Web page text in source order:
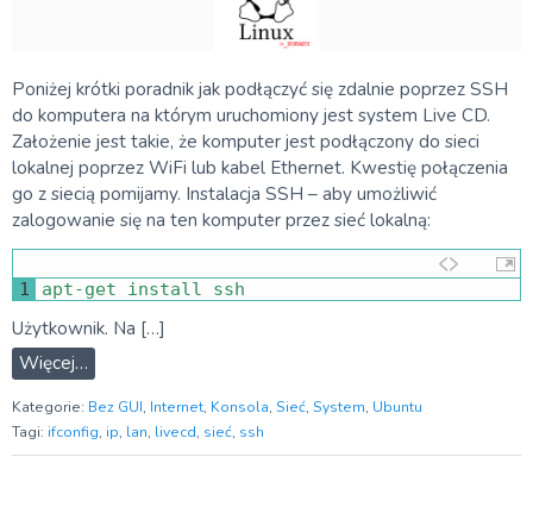
Poniżej krótki poradnik jak podłączyć się zdalnie poprzez SSH
do komputera na którym uruchomiony jest system Live CD.
Założenie jest takie, że komputer jest podłączony do sieci
lokalnej poprzez WiFi lub kabel Ethernet. Kwestię połączenia
go z siecią pomijamy. Instalacja SSH – aby umożliwić
zalogowanie się na ten komputer przez sieć lokalną:
1 apt-get install ssh
Użytkownik. Na […]
Więcej…
Kategorie: Bez GUI, Internet, Konsola, Sieć, System, Ubuntu
Tagi: ifconfig, ip, lan, livecd, sieć, ssh